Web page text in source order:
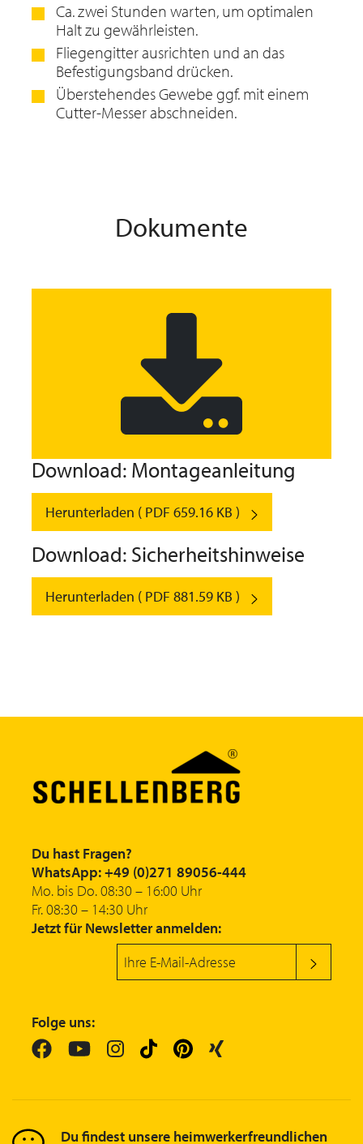
Ca. zwei Stunden warten, um optimalen
Halt zu gewährleisten.
Fliegengitter ausrichten und an das
Befestigungsband drücken.
Überstehendes Gewebe ggf. mit einem
Cutter-Messer abschneiden.
Dokumente
Download: Montageanleitung
Herunterladen ( PDF 659.16 KB )
Download: Sicherheitshinweise
Herunterladen ( PDF 881.59 KB )
Du hast Fragen?
WhatsApp: +49 (0)271 89056-444
Mo. bis Do. 08:30 – 16:00 Uhr
Fr. 08:30 – 14:30 Uhr
Jetzt für Newsletter anmelden:
Folge uns:
Du findest unsere heimwerkerfreundlichen